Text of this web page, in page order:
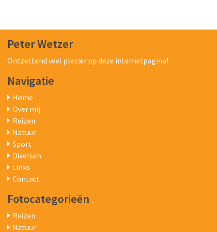
Peter Wetzer
Ontzettend veel plezier op deze internetpagina!
Navigatie
Home
Over mij
Reizen
Natuur
Sport
Diversen
Links
Contact
Fotocategorieën
Reizen
Natuur